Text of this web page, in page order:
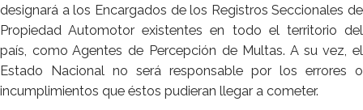
designará a los Encargados de los Registros Seccionales de
Propiedad Automotor existentes en todo el territorio del
país, como Agentes de Percepción de Multas. A su vez, el
Estado Nacional no será responsable por los errores o
incumplimientos que éstos pudieran llegar a cometer.